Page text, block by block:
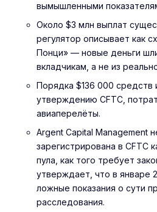
вымышленными
Около $3 млн выплат
регулятор описывает как
Понци» — новые деньги
вкладчикам, а не из
Порядка $136 000 средств
утверждению CFTC,
авиаперелёты.
Argent Capital Management
зарегистрирована в CFTC
пула, как того требует
утверждает, что в январе
ложные показания о сути
расследования.